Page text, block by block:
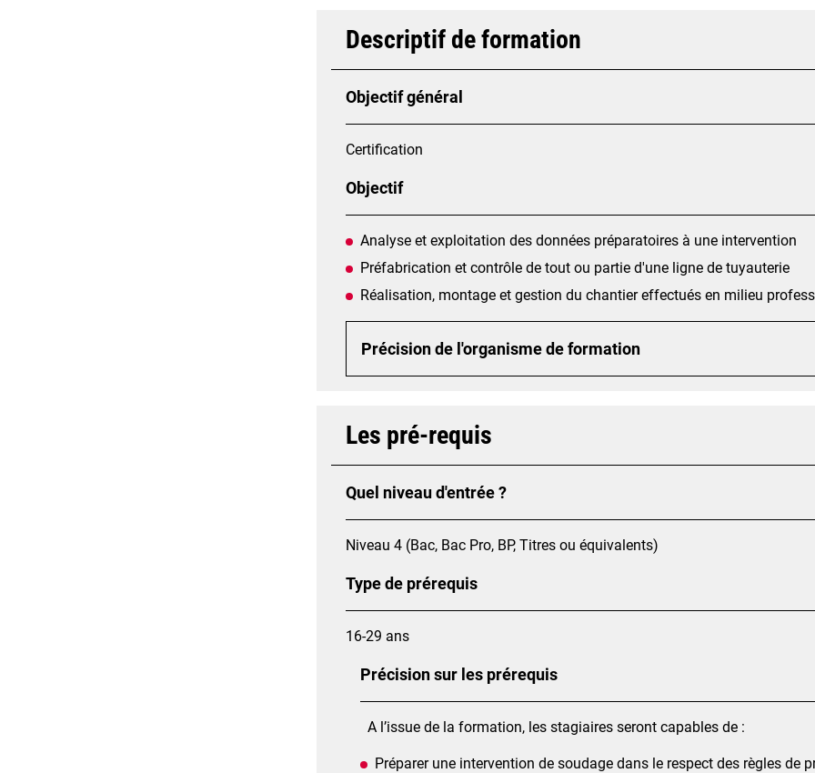
Descriptif de formation
Objectif général
Certification
Objectif
Analyse et exploitation des données préparatoires à une intervention
Préfabrication et contrôle de tout ou partie d'une ligne de tuyauterie
Réalisation, montage et gestion du chantier effectués en milieu
Précision de l'organisme de formation
Les pré-requis
Quel niveau d'entrée ?
Niveau 4 (Bac, Bac Pro, BP, Titres ou équivalents)
Type de prérequis
16-29 ans
Précision sur les prérequis
A l’issue de la formation, les stagiaires seront capables de :
Préparer une intervention de soudage dans le respect des règles de